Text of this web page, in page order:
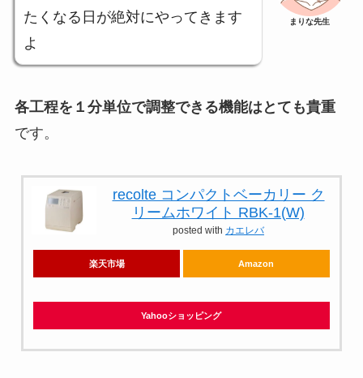
たくなる日が絶対にやってきます
よ
まりな先生
各工程を１分単位で調整できる機能はとても貴重
です。
recolte コンパクトベーカリー ク
リームホワイト RBK-1(W)
posted with カエレバ
楽天市場 Amazon
Yahooショッピング